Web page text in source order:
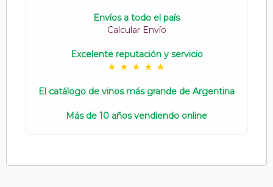
Envíos a todo el país
Calcular Envío
Excelente reputación y servicio
El catálogo de vinos más grande de Argentina
Más de 10 años vendiendo online